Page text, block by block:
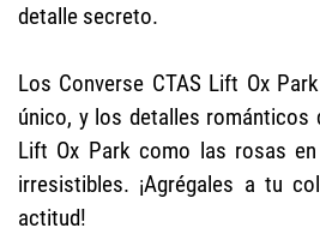
detalle secreto.
Los Converse CTAS Lift Ox
único, y los detalles románticos
Lift Ox Park como las rosas
irresistibles. ¡Agrégales a tu
actitud!